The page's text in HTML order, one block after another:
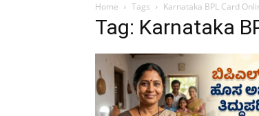
Home Tags Karnataka BPL Card
Tag: Karnataka